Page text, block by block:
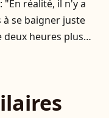
"En réalité, il n'y a
à se baigner juste
deux heures plus